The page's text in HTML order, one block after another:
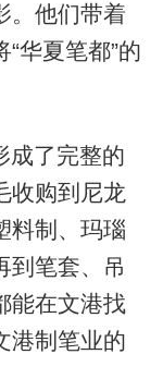
。他们带着
华夏笔都”的
成了完整的
收购到尼龙
料制、玛瑙
到笔套、吊
能在文港找
港制笔业的